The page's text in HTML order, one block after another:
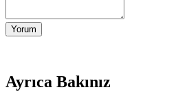
Yorum
Ayrıca Bakınız